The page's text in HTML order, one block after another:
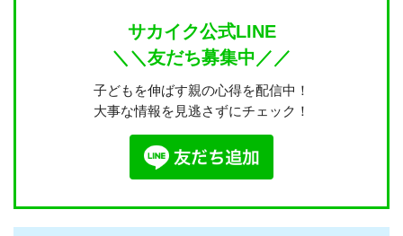
サカイク公式LINE
＼＼友だち募集中／／
子どもを伸ばす親の心得を配信中！
大事な情報を見逃さずにチェック！